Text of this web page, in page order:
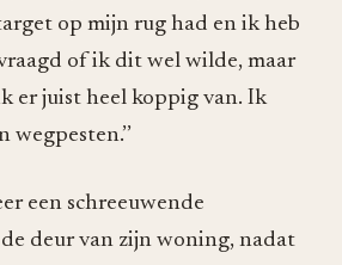
op mijn rug had en ik heb
of ik dit wel wilde, maar
er juist heel koppig van. Ik
een schreeuwende
deur van zijn woning, nadat